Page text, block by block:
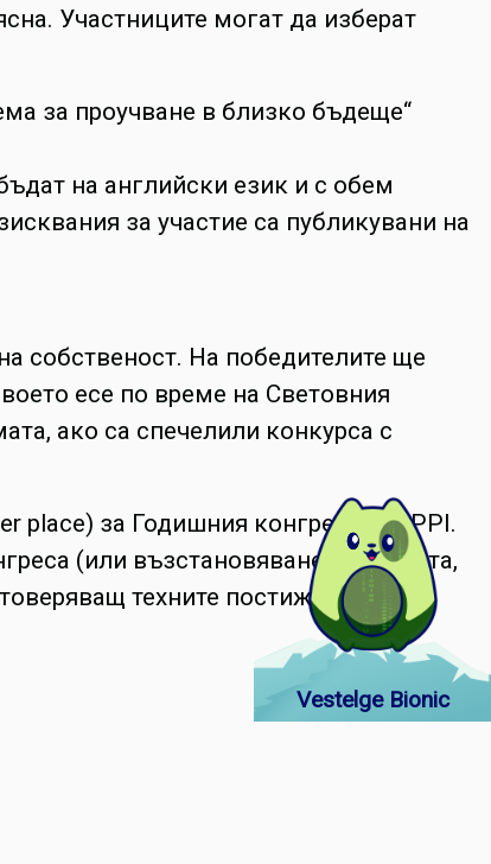
Участниците могат да изберат
за проучване в близко бъдеще“
на английски език и с обем
за участие са публикувани на
собственост. На победителите ще
есе по време на Световния
ако са спечелили конкурса с
place) за Годишния конгрес на AIPPI.
(или възстановяване на таксата,
техните постижения.
Vestelge Bionic